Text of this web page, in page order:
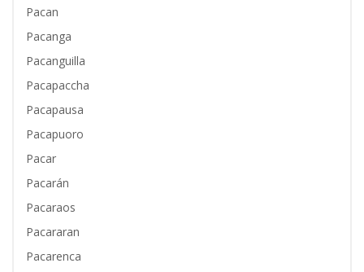
Pacan
Pacanga
Pacanguilla
Pacapaccha
Pacapausa
Pacapuoro
Pacar
Pacarán
Pacaraos
Pacararan
Pacarenca